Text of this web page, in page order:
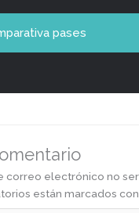
pases
correo electrónico no
están marcados con